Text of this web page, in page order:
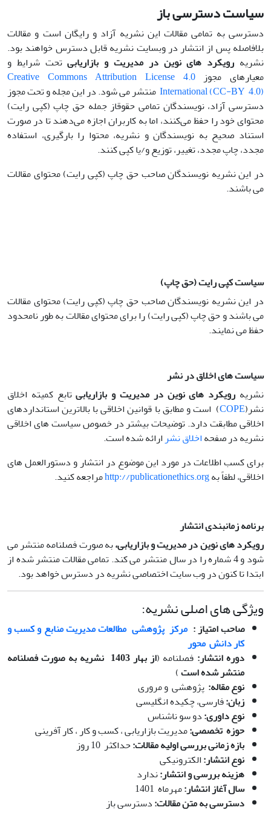
سیاست دسترسی باز
دسترسی به تمامی مقالات این نشریه آزاد و رایگان است و مقالات
بلافاصله پس از انتشار در وبسایت نشریه قابل دسترس خواهند بود.
نشریه رویکرد های نوین در مدیریت و بازاریابیتحت شرایط و
معیارهای مجوزCreative Commons Attribution License 4.0
International (CC-BY 4.0) منتشر می شود. در این مجله و تحت مجوز
دسترسی آزاد، نویسندگان تمامی حقوقاز جمله حق چاپ (کپی رایت)
محتوای خود را حفظ می‌کنند، اما به کاربران اجازه می‌دهند تا در صورت
استناد صحیح به نویسندگان و نشریه، محتوا را بارگیری، استفاده
مجدد، چاپ مجدد، تغییر، توزیع و/یا کپی کنند.
در این نشریه نویسندگان صاحب حق چاپ (کپی رایت) محتوای مقالات
می باشند.
سیاست کپی رایت (حق چاپ)
در این نشریه نویسندگان صاحب حق چاپ (کپی رایت) محتوای مقالات
می باشند و حق چاپ (کپی رایت) را برای محتوای مقالات به طور نامحدود
حفظ می نمایند.
سیاست های اخلاق در نشر
نشریه رویکرد های نوین در مدیریت و بازاریابیتابع کمیته اخلاق
نشر(COPE) است و مطابق با قوانین اخلاقی با بالاترین استانداردهای
اخلاقی مطابقت دارد. توضیحات بیشتر در خصوص سیاست های اخلاقی
نشریه در صفحهاخلاق نشرارائه شده است.
برای کسب اطلاعات در مورد این موضوع در انتشار و دستورالعمل های
اخلاقی، لطفاً بهhttp://publicationethics.orgمراجعه کنید.
برنامه زمانبندی انتشار
رویکرد های نوین در مدیریت و بازاریابی،به صورت فصلنامه منتشر می
شود و 4 شماره را در سال منتشر می کند. تمامی مقالات منتشر شده از
ابتدا تا کنون در وب سایت اختصاصی نشریه در دسترس خواهد بود.
ویژگی های اصلی نشریه:
صاحب امتیاز: مرکز پژوهشی مطالعات مدیریت منابع و کسب و
کار دانش محور
دوره انتشار: فصلنامه (
از بهار 1403 نشریه به صورت فصلنامه
منتشر شده است)
نوع مقاله: پژوهشی و مروری
زبان:فارسی، چکیده انگلیسی
نوع داوری:دو سو ناشناس
حوزه تخصصی:مدیریت بازاریابی ، کسب و کار ، کار آفرینی
بازه زمانی بررسی اولیه مقالات:حداکثر 10 روز
نوع انتشار:الکترونیکی
هزینه بررسی و انتشار:ندارد
سال آغاز انتشار:مهرماه 1401
دسترسی به متن مقالات:دسترسی باز